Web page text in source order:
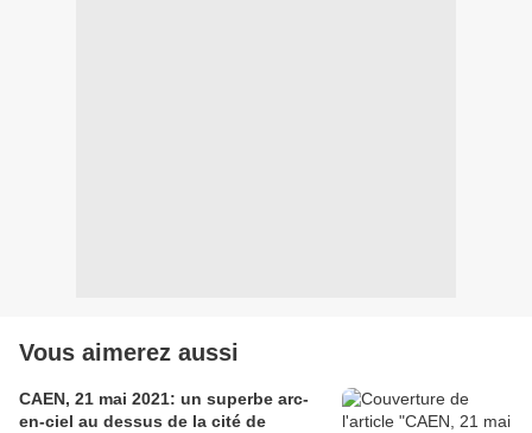
Vous aimerez aussi
CAEN, 21 mai 2021: un superbe arc-
en-ciel au dessus de la cité de